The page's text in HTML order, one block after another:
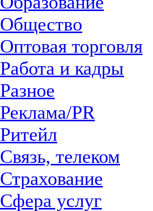
Общество
Оптовая торговля
Работа и кадры
Разное
Реклама/PR
Ритейл
Связь, телеком
Страхование
Сфера услуг